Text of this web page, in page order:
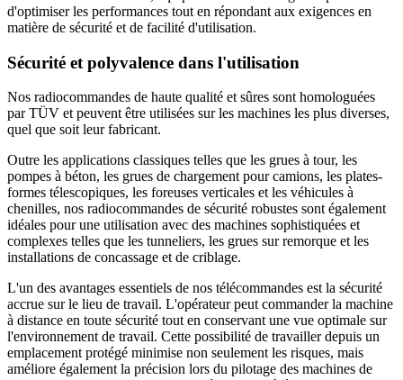
d'optimiser les performances tout en répondant aux exigences en
matière de sécurité et de facilité d'utilisation.
Sécurité et polyvalence dans l'utilisation
Nos radiocommandes de haute qualité et sûres sont homologuées
par TÜV et peuvent être utilisées sur les machines les plus diverses,
quel que soit leur fabricant.
Outre les applications classiques telles que les grues à tour, les
pompes à béton, les grues de chargement pour camions, les plates-
formes télescopiques, les foreuses verticales et les véhicules à
chenilles, nos radiocommandes de sécurité robustes sont également
idéales pour une utilisation avec des machines sophistiquées et
complexes telles que les tunneliers, les grues sur remorque et les
installations de concassage et de criblage.
L'un des avantages essentiels de nos télécommandes est la sécurité
accrue sur le lieu de travail. L'opérateur peut commander la machine
à distance en toute sécurité tout en conservant une vue optimale sur
l'environnement de travail. Cette possibilité de travailler depuis un
emplacement protégé minimise non seulement les risques, mais
améliore également la précision lors du pilotage des machines de